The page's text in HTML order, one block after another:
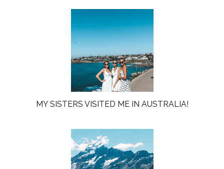
MY SISTERS VISITED ME IN AUSTRALIA!